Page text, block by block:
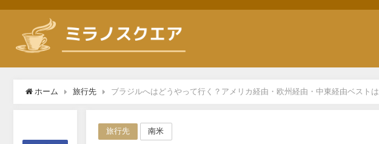
ホーム 旅行先 ブラジルへはどうやって行く？アメリカ経由・欧州経由・中東経由ベストは
旅行先 南米